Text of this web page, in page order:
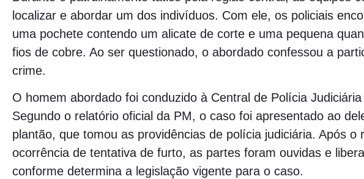
localizar e abordar um dos indivíduos. Com ele, os policiais
uma pochete contendo um alicate de corte e uma pequena
fios de cobre. Ao ser questionado, o abordado confessou a
crime.
O homem abordado foi conduzido à Central de Polícia Judiciária
Segundo o relatório oficial da PM, o caso foi apresentado ao
plantão, que tomou as providências de polícia judiciária. Após o
ocorrência de tentativa de furto, as partes foram ouvidas e
conforme determina a legislação vigente para o caso.